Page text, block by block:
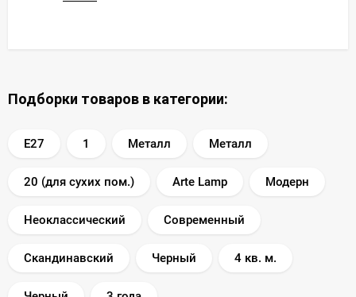
Подборки товаров в категории:
E27 1 Металл Металл
20 (для сухих пом.) Arte Lamp Модерн
Неоклассический Современный
Скандинавский Черный 4 кв. м.